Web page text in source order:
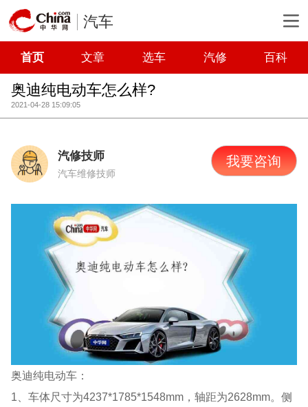
汽车
首页 文章 选车 汽修 百科
奥迪纯电动车怎么样?
2021-04-28 15:09:05
汽修技师
汽车维修技师
我要咨询
奥迪纯电动车：
1、车体尺寸为4237*1785*1548mm，轴距为2628mm。侧